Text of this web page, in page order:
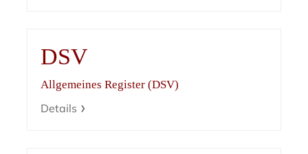
DSV
Allgemeines Register (DSV)
Details